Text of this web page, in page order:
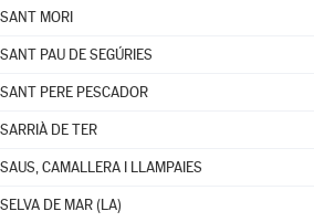
SANT MORI
SANT PAU DE SEGÚRIES
SANT PERE PESCADOR
SARRIÀ DE TER
SAUS, CAMALLERA I LLAMPAIES
SELVA DE MAR (LA)